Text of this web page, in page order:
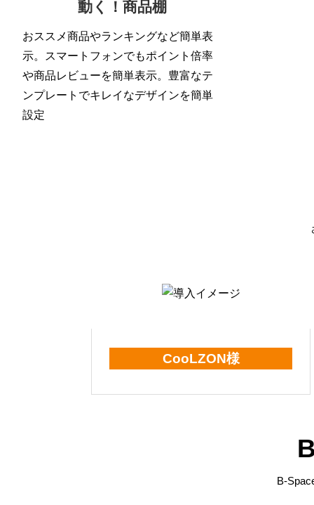
動く！商品棚
おススメ商品やランキングなど簡単表
示。スマートフォンでもポイント倍率
や商品レビューを簡単表示。豊富なテ
ンプレートでキレイなデザインを簡単
設定
CooLZON様
B-